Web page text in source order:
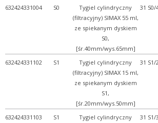
+ WPL
+ Kolumny chromatograficz...
+ Lejki i nucze spiekane
+ Płuczki ze spiekanym d...
632424331004 S0
Tygiel cylindryczny
(filtracyjny) SIMAX 55 ml,
ze spiekanym dyskiem
S0,
[śr.40mm/wys.65mm]
31 S0/
632424331102 S1
Tygiel cylindryczny
(filtracyjny) SIMAX 15 ml,
ze spiekanym dyskiem
S1,
[śr.20mm/wys.50mm]
31 S1/
632424331103 S1
Tygiel cylindryczny
31 S1/